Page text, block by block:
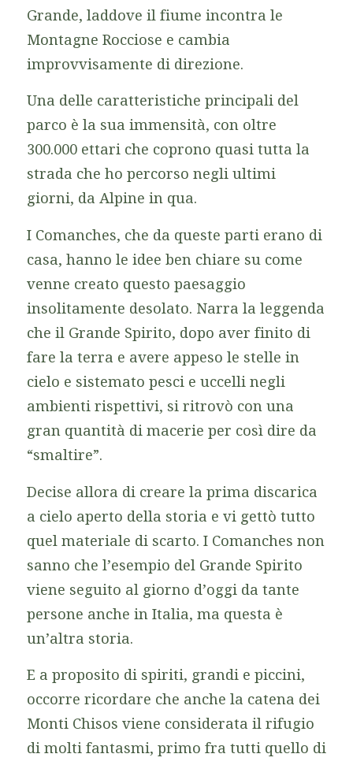
Grande, laddove il fiume incontra le
Montagne Rocciose e cambia
improvvisamente di direzione.
Una delle caratteristiche principali del
parco è la sua immensità, con oltre
300.000 ettari che coprono quasi tutta la
strada che ho percorso negli ultimi
giorni, da Alpine in qua.
I Comanches, che da queste parti erano di
casa, hanno le idee ben chiare su come
venne creato questo paesaggio
insolitamente desolato. Narra la leggenda
che il Grande Spirito, dopo aver finito di
fare la terra e avere appeso le stelle in
cielo e sistemato pesci e uccelli negli
ambienti rispettivi, si ritrovò con una
gran quantità di macerie per così dire da
“smaltire”.
Decise allora di creare la prima discarica
a cielo aperto della storia e vi gettò tutto
quel materiale di scarto. I Comanches non
sanno che l’esempio del Grande Spirito
viene seguito al giorno d’oggi da tante
persone anche in Italia, ma questa è
un’altra storia.
E a proposito di spiriti, grandi e piccini,
occorre ricordare che anche la catena dei
Monti Chisos viene considerata il rifugio
di molti fantasmi, primo fra tutti quello di